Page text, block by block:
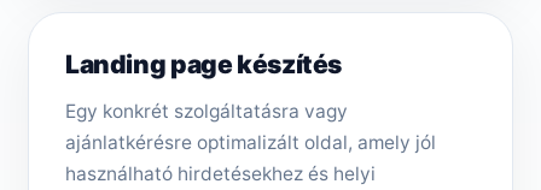
Landing page készítés
Egy konkrét szolgáltatásra vagy
ajánlatkérésre optimalizált oldal, amely jól
használható hirdetésekhez és helyi